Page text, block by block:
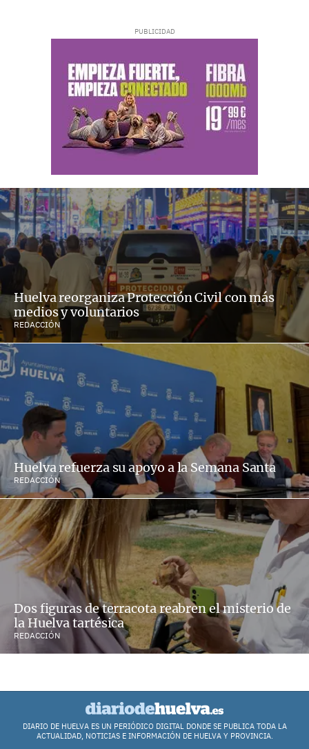
Huelva reorganiza Protección Civil con más
medios y voluntarios
REDACCIÓN
Huelva refuerza su apoyo a la Semana Santa
REDACCIÓN
Dos figuras de terracota reabren el misterio de
la Huelva tartésica
REDACCIÓN
DIARIO DE HUELVA ES UN PERIÓDICO DIGITAL DONDE SE PUBLICA TODA LA
ACTUALIDAD, NOTICIAS E INFORMACIÓN DE HUELVA Y PROVINCIA.